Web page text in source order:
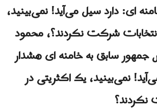
ای: دارد سیل می‌آید! نمی‌بینید،
شرکت نکردند؟، محمود
جمهور سابق به خامنه ای هشدار
نمی‌بینید، یک اکثریتی در